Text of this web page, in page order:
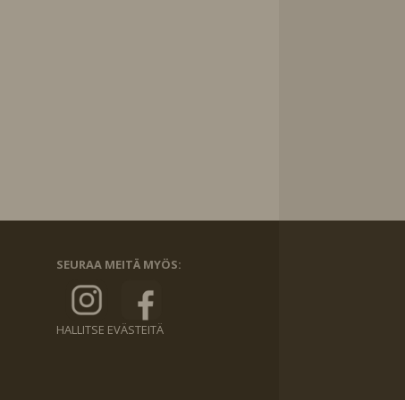
SEURAA MEITÄ MYÖS:
HALLITSE EVÄSTEITÄ